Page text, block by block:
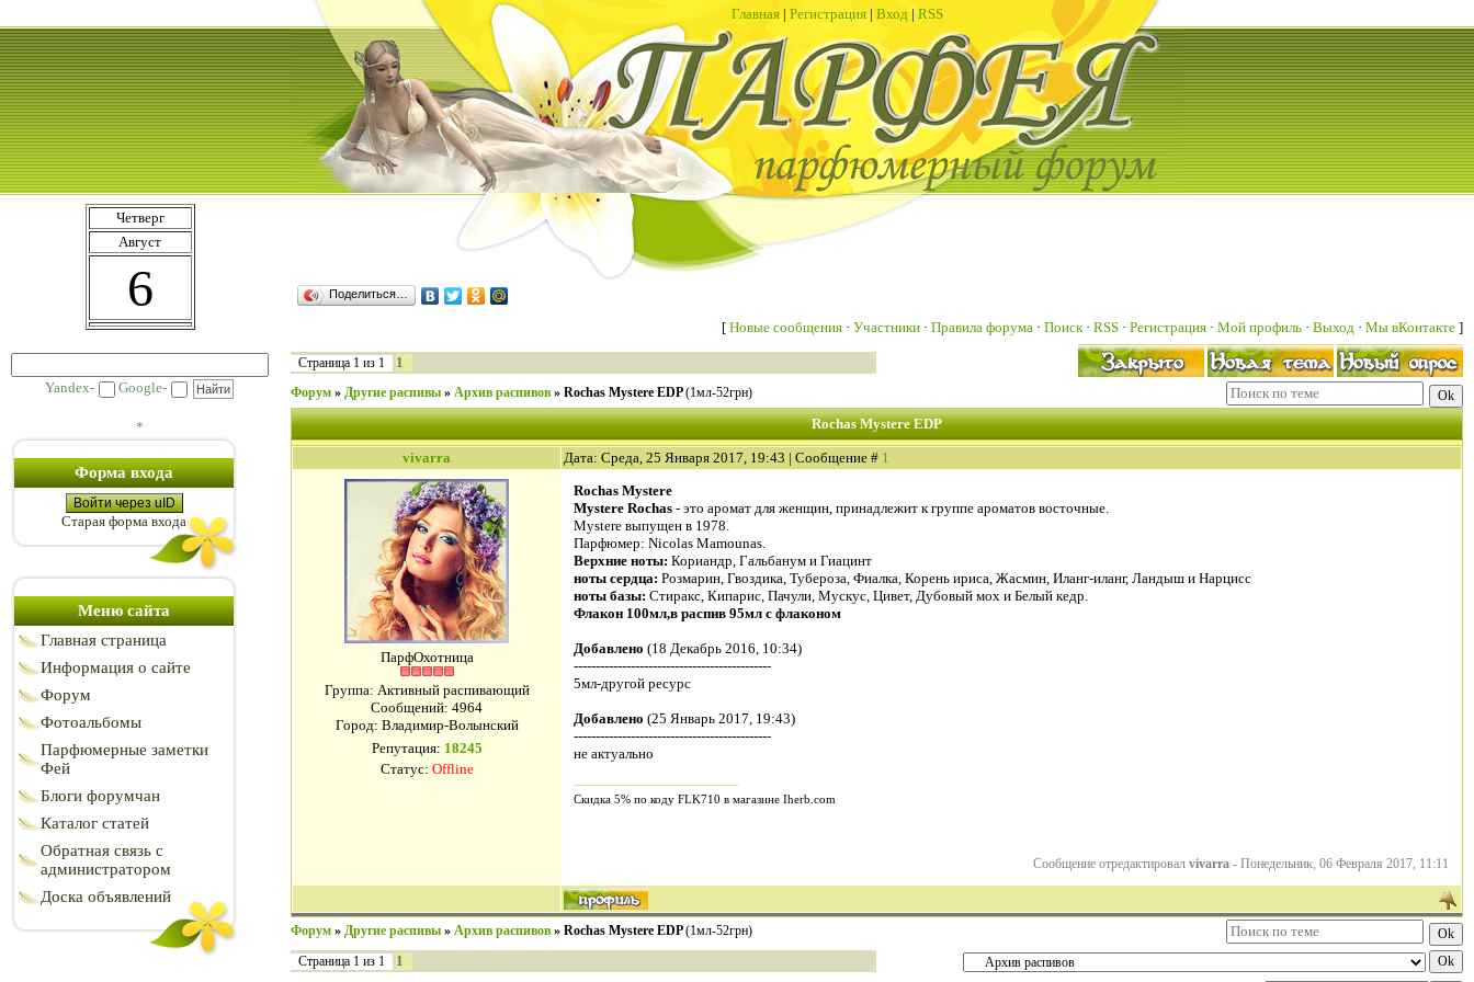
Главная | Регистрация | Вход | RSS
Четверг
Август
6
Yandex- Google-
*
Форма входа
Войти через uID
Старая форма входа
Меню сайта
Главная страница
Информация о сайте
Форум
Фотоальбомы
Парфюмерные заметки
Фей
Блоги форумчан
Каталог статей
Обратная связь с
администратором
Доска объявлений
Поделиться…
[ Новые сообщения · Участники · Правила форума · Поиск· RSS · Регистрация · Мой профиль · Выход · Мы вКонтакте ]
Страница 1 из 1 1
Форум » Другие распивы » Архив распивов » Rochas Mystere EDP (1мл-52грн)
Rochas Mystere EDP
vivarra Дата: Среда, 25 Января 2017, 19:43 | Сообщение # 1
ПарфОхотница
Группа: Активный распивающий
Сообщений: 4964
Город: Владимир-Волынский
Репутация: 18245
Статус: Offline
Rochas Mystere
Mystere Rochas - это аромат для женщин, принадлежит к группе ароматов восточные.
Mystere выпущен в 1978.
Парфюмер: Nicolas Mamounas.
Верхние ноты: Кориандр, Гальбанум и Гиацинт
ноты сердца: Розмарин, Гвоздика, Тубероза, Фиалка, Корень ириса, Жасмин, Иланг-иланг, Ландыш и Нарцисс
ноты базы: Стиракс, Кипарис, Пачули, Мускус, Цивет, Дубовый мох и Белый кедр.
Флакон 100мл,в распив 95мл с флаконом
Добавлено (18 Декабрь 2016, 10:34)
---------------------------------------------
5мл-другой ресурс
Добавлено (25 Январь 2017, 19:43)
---------------------------------------------
не актуально
Скидка 5% по коду FLK710 в магазине Iherb.com
Сообщение отредактировал vivarra - Понедельник, 06 Февраля 2017, 11:11
Форум » Другие распивы » Архив распивов » Rochas Mystere EDP (1мл-52грн)
Страница 1 из 1 1